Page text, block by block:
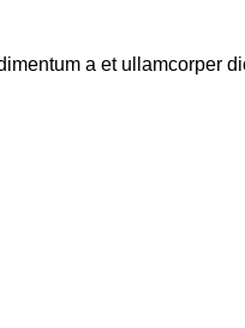
a et ullamcorper